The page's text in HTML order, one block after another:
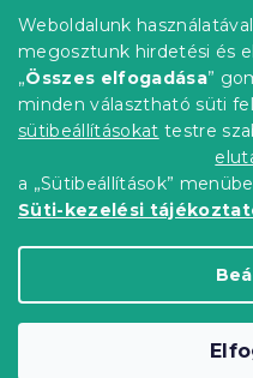
Weboldalunk
megosztunk hirdetési és
„Összes elfogadása”
minden választható süti
sütibeállításokat testre
a „Sütibeállítások”
Süti-kezelési
Elérhetőség
Általános szerződési
Adatvédelmi
Blog
Partnereinknek
Copyright 2026
Süti